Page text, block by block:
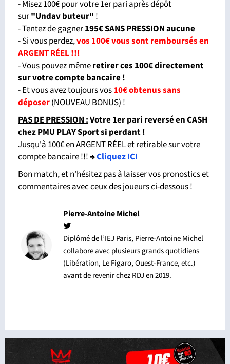
- Misez 100€ pour votre 1er pari après dépôt
sur"Undav buteur" !
- Tentez de gagner195€ SANS PRESSION aucune
- Si vous perdez,vos 100€ vous sont remboursés en
ARGENT RÉEL !!!
- Vous pouvez mêmeretirer ces 100€ directement
sur votre compte bancaire !
- Et vous avez toujours vos10€ obtenus sans
déposer(NOUVEAU BONUS) !
PAS DE PRESSION :Votre 1er pari reversé en CASH
chez PMU PLAY Sport si perdant!
Jusqu'à 100€ en ARGENT RÉEL et retirable sur votre
compte bancaire !!!⇒Cliquez ICI
Bon match, et n'hésitez pas à laisser vos pronostics et
commentaires avec ceux des joueurs ci-dessous !
Pierre-Antoine Michel
Diplômé de l’IEJ Paris, Pierre-Antoine Michel
collabore avec plusieurs grands quotidiens
(Libération, Le Figaro, Ouest-France, etc.)
avant de revenir chez RDJ en 2019.